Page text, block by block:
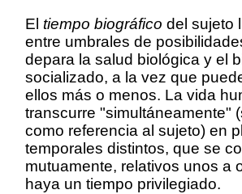
El tiempo biográfico del sujeto
entre umbrales de
depara la salud biológica y el
socializado, a la vez que
ellos más o menos. La vida
transcurre "simultáneamente"
como referencia al sujeto) en
temporales distintos, que se
mutuamente, relativos unos a
haya un tiempo privilegiado.